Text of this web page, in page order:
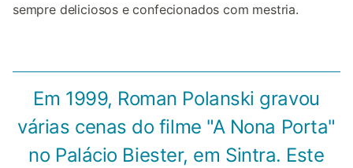
sempre deliciosos e confecionados com mestria.
Em 1999, Roman Polanski gravou
várias cenas do filme "A Nona Porta"
no Palácio Biester, em Sintra. Este